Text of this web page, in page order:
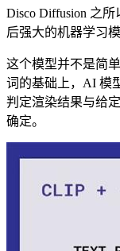
Disco Diffusion 之
后强大的机器学习模
这个模型并不是简
词的基础上，AI 模
判定渲染结果与给
确定。